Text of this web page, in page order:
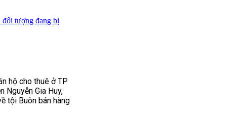
đối tượng đang bị
hộ cho thuê ở TP
Nguyễn Gia Huy,
tội Buôn bán hàng